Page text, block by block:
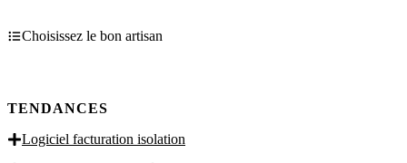
Choisissez le bon artisan
TENDANCES
Logiciel facturation isolation